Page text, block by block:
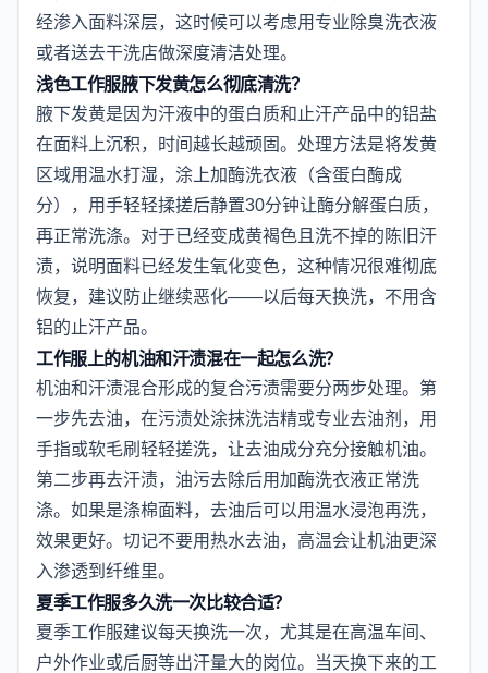
经渗入面料深层，这时候可以考虑用专业除臭洗衣液
或者送去干洗店做深度清洁处理。
浅色工作服腋下发黄怎么彻底清洗？
腋下发黄是因为汗液中的蛋白质和止汗产品中的铝盐
在面料上沉积，时间越长越顽固。处理方法是将发黄
区域用温水打湿，涂上加酶洗衣液（含蛋白酶成
分），用手轻轻揉搓后静置30分钟让酶分解蛋白质，
再正常洗涤。对于已经变成黄褐色且洗不掉的陈旧汗
渍，说明面料已经发生氧化变色，这种情况很难彻底
恢复，建议防止继续恶化——以后每天换洗，不用含
铝的止汗产品。
工作服上的机油和汗渍混在一起怎么洗？
机油和汗渍混合形成的复合污渍需要分两步处理。第
一步先去油，在污渍处涂抹洗洁精或专业去油剂，用
手指或软毛刷轻轻搓洗，让去油成分充分接触机油。
第二步再去汗渍，油污去除后用加酶洗衣液正常洗
涤。如果是涤棉面料，去油后可以用温水浸泡再洗，
效果更好。切记不要用热水去油，高温会让机油更深
入渗透到纤维里。
夏季工作服多久洗一次比较合适？
夏季工作服建议每天换洗一次，尤其是在高温车间、
户外作业或后厨等出汗量大的岗位。当天换下来的工